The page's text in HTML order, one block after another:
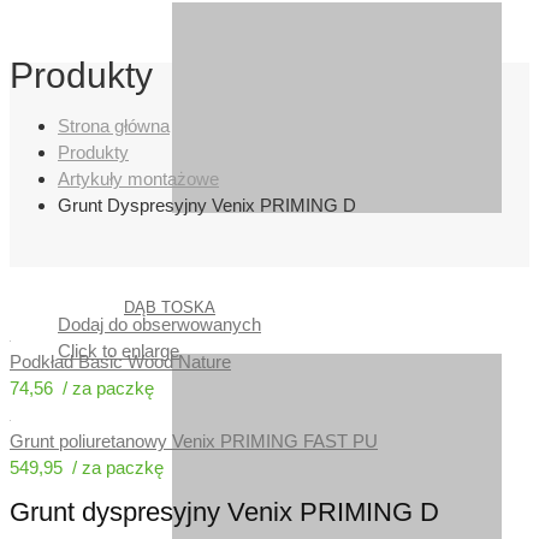
DĄB TOSKA
Produkty
Strona główna
Produkty
Artykuły montażowe
Grunt Dyspresyjny Venix PRIMING D
Dodaj do obserwowanych
Click to enlarge
Podkład Basic Wood Nature
74,56
Grunt poliuretanowy Venix PRIMING FAST PU
549,95
Grunt dyspresyjny Venix PRIMING D